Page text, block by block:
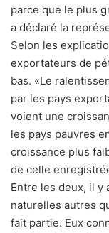
parce que le plus
a déclaré la
Selon les
exportateurs de
bas. «Le
par les pays
voient une
les pays pauvres
croissance plus
de celle
Entre les deux, il y
naturelles autres
fait partie. Eux